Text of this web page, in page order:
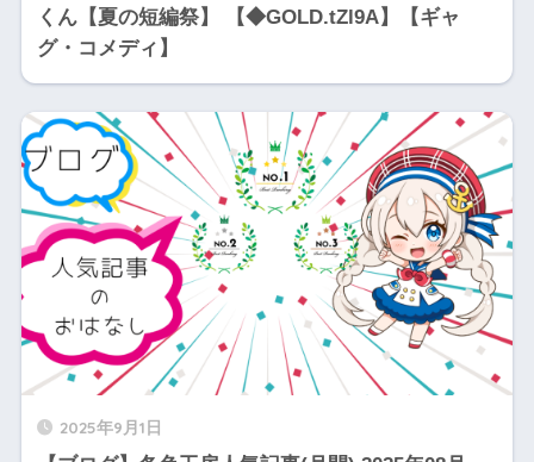
くん【夏の短編祭】 【◆GOLD.tZl9A】【ギャ
グ・コメディ】
2025年9月1日